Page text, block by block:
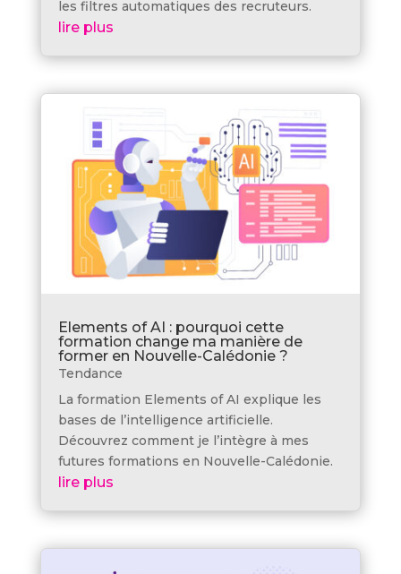
les filtres automatiques des recruteurs.
lire plus
Elements of AI : pourquoi cette
formation change ma manière de
former en Nouvelle-Calédonie ?
Tendance
La formation Elements of AI explique les
bases de l’intelligence artificielle.
Découvrez comment je l’intègre à mes
futures formations en Nouvelle-Calédonie.
lire plus